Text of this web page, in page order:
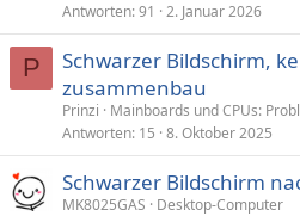
Antworten 91 2. Januar 2026
P
Schwarzer Bildschirm,
zusammenbau
Prinzi
Mainboards und CPUs:
Antworten 15 8. Oktober 2025
Schwarzer Bildschirm
MK8025GAS
Desktop-Computer